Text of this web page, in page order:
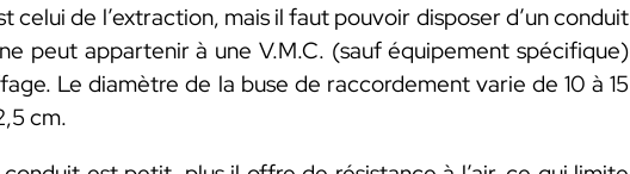
celui de l’extraction, mais il faut pouvoir disposer d’un conduit
peut appartenir à une V.M.C. (sauf équipement spécifique)
Le diamètre de la buse de raccordement varie de 10 à 15
cm.